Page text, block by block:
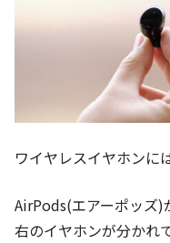
ワイヤレスイヤホンに
AirPods(エアーポッズ)
右のイヤホンが分かれ